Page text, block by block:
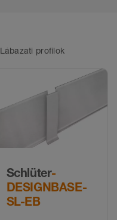
Lábazati profilok
Schlüter-
DESIGNBASE-
SL-EB